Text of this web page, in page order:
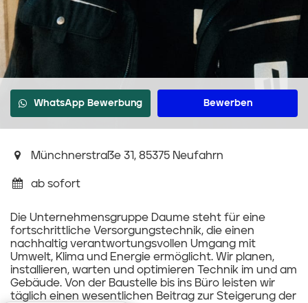
WhatsApp Bewerbung Bewerben
Münchnerstraße 31, 85375 Neufahrn
ab sofort
Die Unternehmensgruppe Daume steht für eine
fortschrittliche Versorgungstechnik, die einen
nachhaltig verantwortungsvollen Umgang mit
Umwelt, Klima und Energie ermöglicht. Wir planen,
installieren, warten und optimieren Technik im und am
Gebäude. Von der Baustelle bis ins Büro leisten wir
täglich einen wesentlichen Beitrag zur Steigerung der